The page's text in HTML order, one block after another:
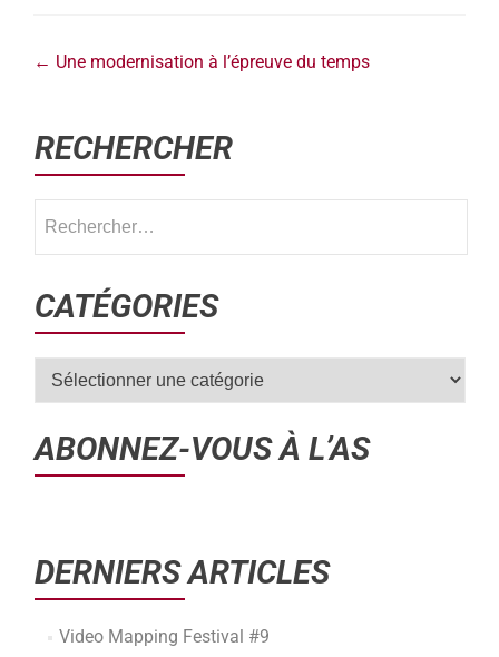
← Une modernisation à l’épreuve du temps
RECHERCHER
CATÉGORIES
ABONNEZ-VOUS À L’AS
DERNIERS ARTICLES
Video Mapping Festival #9